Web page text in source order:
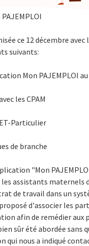
ce 12 décembre avec
suivants:
Mon PAJEMPLOI
les CPAM
Particulier
de branche
"Mon
assistants maternels
de travail dans un
d'associer les
afin de remédier aux
sûr été abordée sans
qui nous a indiqué